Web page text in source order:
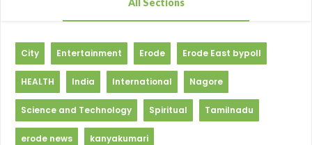
All Sections
City Entertainment Erode Erode East bypoll
HEALTH India International Nagore
Science and Technology Spiritual Tamilnadu
erode news kanyakumari